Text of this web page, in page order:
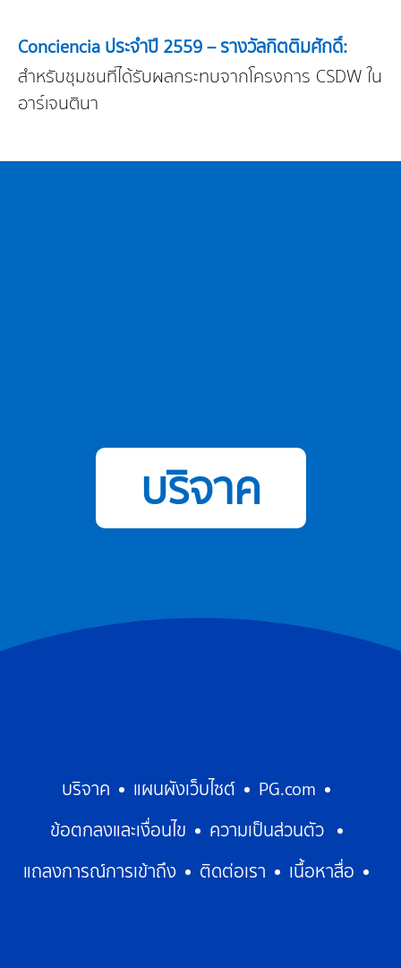
Conciencia ประจำปี 2559 – รางวัลกิตติมศักดิ์:
สำหรับชุมชนที่ได้รับผลกระทบจากโครงการ CSDW ใน
อาร์เจนตินา
บริจาค
บริจาค แผนผังเว็บไซต์
PG.com
ข้อตกลงและเงื่อนไข
ความเป็นส่วนตัว
แถลงการณ์การเข้าถึง
ติดต่อเรา เนื้อหาสื่อ